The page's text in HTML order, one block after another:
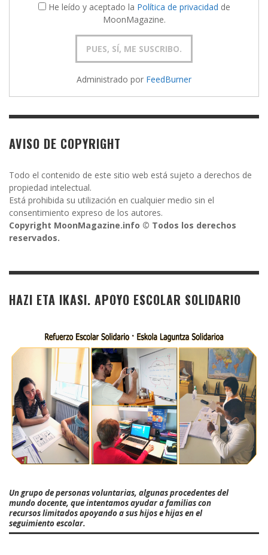
He leído y aceptado la Política de privacidad de
MoonMagazine.
Administrado por FeedBurner
AVISO DE COPYRIGHT
Todo el contenido de este sitio web está sujeto a derechos de
propiedad intelectual.
Está prohibida su utilización en cualquier medio sin el
consentimiento expreso de los autores.
Copyright MoonMagazine.info © Todos los derechos
reservados.
HAZI ETA IKASI. APOYO ESCOLAR SOLIDARIO
Un grupo de personas voluntarias, algunas procedentes del
mundo docente, que intentamos ayudar a familias con
recursos limitados apoyando a sus hijos e hijas en el
seguimiento escolar.